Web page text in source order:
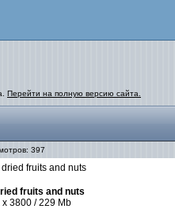
Перейти на полную версию сайта.
397
fruits and nuts
3800 / 229 Mb